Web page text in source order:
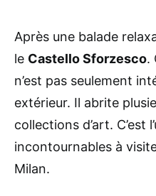
Après une balade
le Castello Sforzesco.
n’est pas seulement
extérieur. Il abrite
collections d’art. C’est
incontournables à
Milan.